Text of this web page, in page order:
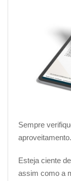
Sempre
aproveitamento.
Esteja ciente
assim como a